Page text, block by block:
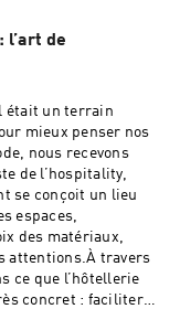
l’histoire du
premier amour, on
une empreinte qui
amour, une
& La Chose
par : Marie-
AudioCoordination
et mixage :
podcasts : CRUSH
mets 5 ⭐️☀️ Abonne-
👉
l’art de
était un terrain
mieux penser nos
nous recevons
de l’hospitality,
se conçoit un lieu
espaces,
des matériaux,
attentions.À travers
ce que l’hôtellerie
concret : faciliter